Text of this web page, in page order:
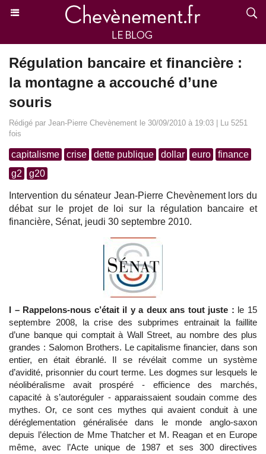
Régulation bancaire et financière :
la montagne a accouché d’une
souris
Rédigé par Jean-Pierre Chevènement le 30/09/2010 à 19:03 | Lu 5251
fois
capitalisme crise dette publique dollar euro
finance
g2
g20
Intervention du sénateur Jean-Pierre Chevènement lors du
débat sur le projet de loi sur la régulation bancaire et
financière, Sénat, jeudi 30 septembre 2010.
I – Rappelons-nous c’était il y a deux ans tout juste : le 15
septembre 2008, la crise des subprimes entrainait la faillite
d’une banque qui comptait à Wall Street, au nombre des plus
grandes : Salomon Brothers. Le capitalisme financier, dans son
entier, en était ébranlé. Il se révélait comme un système
d’avidité, prisonnier du court terme. Les dogmes sur lesquels le
néolibéralisme avait prospéré - efficience des marchés,
capacité à s’autoréguler - apparaissaient soudain comme des
mythes. Or, ce sont ces mythes qui avaient conduit à une
déréglementation généralisée dans le monde anglo-saxon
depuis l’élection de Mme Thatcher et M. Reagan et en Europe
même, avec l’Acte unique de 1987 et ses 300 directives